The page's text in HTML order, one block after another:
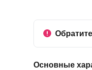
Основные